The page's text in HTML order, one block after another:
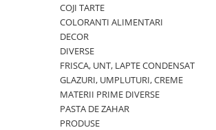
COJI TARTECOJI TARTE
COLORANTI ALIMENTARI
DECOR
DIVERSE
FRISCA, UNT, LAPTE CONDENSAT
GLAZURI, UMPLUTURI, CREME
MATERII PRIME DIVERSE
PASTA DE ZAHAR
PRODUSE